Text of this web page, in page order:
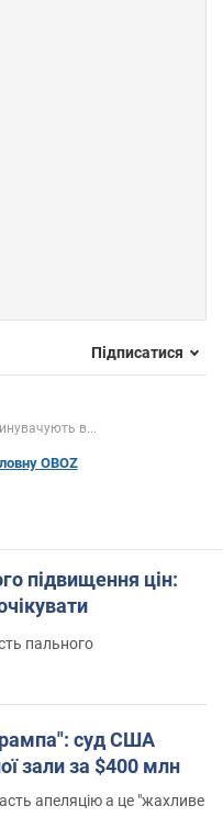
Підписатися
в...
OBOZ
підвищення цін:
пального
суд США
зали за $400 млн
апеляцію а це "жахливе